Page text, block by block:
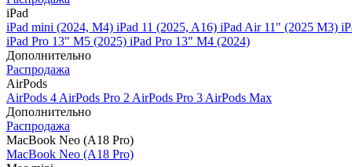
iPad
iPad mini (2024, M4) iPad 11 (2025, A16) iPad Air 11" (2025 M3)
iPad Pro 13" M5 (2025) iPad Pro 13" M4 (2024)
Дополнительно
Распродажа
AirPods
AirPods 4 AirPods Pro 2 AirPods Pro 3 AirPods Max
Дополнительно
Распродажа
MacBook Neo (A18 Pro)
MacBook Neo (A18 Pro)